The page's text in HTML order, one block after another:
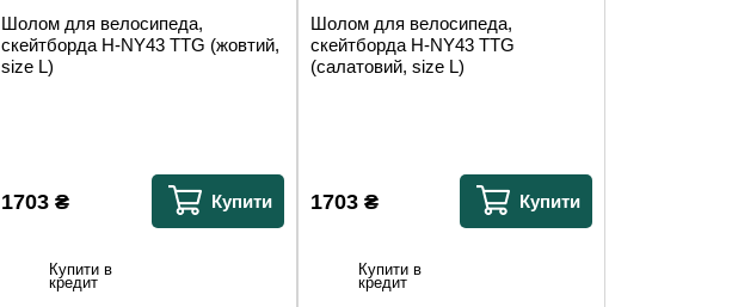
Шолом для велосипеда,
скейтборда H-NY43 TTG (жовтий,
size L)
1703 ₴ Купити
Купити в
кредит
Шолом для велосипеда,
скейтборда H-NY43 TTG
(салатовий, size L)
1703₴ Купити
Купити в
кредит